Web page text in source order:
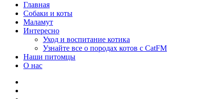
Главная
Собаки и коты
Маламут
Интересно
Уход и воспитание котика
Узнайте все о породах котов с CatFM
Наши питомцы
О нас